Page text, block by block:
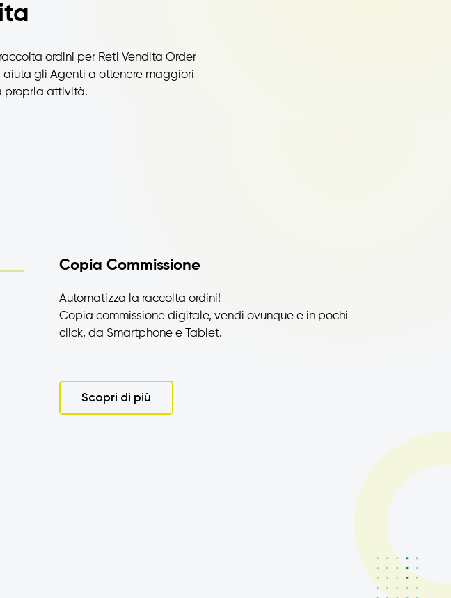
ordini per Reti Vendita Order
aiuta gli Agenti a ottenere maggiori
propria attività.
Copia Commissione
Automatizza la raccolta ordini!
Copia commissione digitale, vendi ovunque e in pochi
click, da Smartphone e Tablet.
Scopri di più